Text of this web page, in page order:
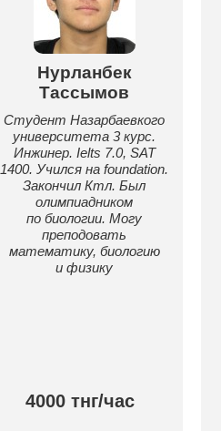
Нурланбек
Тассымов
Студент Назарбаевкого
университета 3 курс.
Инжинер. Ielts 7.0, SAT
1400. Учился на foundation.
Закончил Ктл. Был
олимпиадником
по биологии. Могу
преподовать
математику, биологию
и физику
4000 тнг/час